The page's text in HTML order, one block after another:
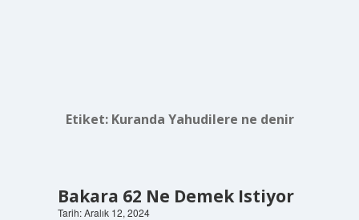
Etiket: Kuranda Yahudilere ne denir
Bakara 62 Ne Demek Istiyor
Tarih: Aralık 12, 2024